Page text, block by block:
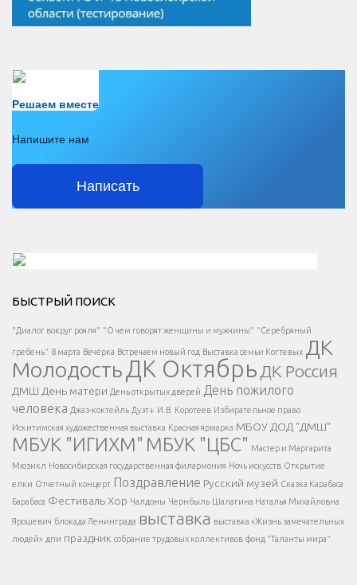
Решаем вместе
Напишите нам
Написать
Есть вопрос?
Напишите нам
</span >
Написать
</button >
</div >
</div > </div >
БЫСТРЫЙ ПОИСК
"Диалог вокруг рояля" "О чем говорят женщины и мужчины" "Серебряный
гребень" 8 марта Вечёрка Встречаем новый год Выставка семьи Когтевых ДК
МолодостьДК Октябрь ДК Россия
ДМШ День матери День открытых дверей День пожилого
человека Джаз-коктейль Дуэт+ И.В. Коротеев Избирательное право
Искитимская художественная выставка Красная ярмарка МБОУ ДОД "ДМШ"
МБУК "ИГИХМ" МБУК "ЦБС" Мастер и Маргарита
Мюзикл Новосибирская государственная филармония Ночь искусств Открытие
елки Отчетный концерт Поздравление Русский музей Сказка Карабаса
Барабаса Фестиваль Хор Чалдоны Чернбыль Шалагина Наталья Михайловна
Ярошевич блокада Ленинграда выставка выставка «Жизнь замечательных
людей» дпи праздник собрание трудовых коллективов фонд "Таланты мира"